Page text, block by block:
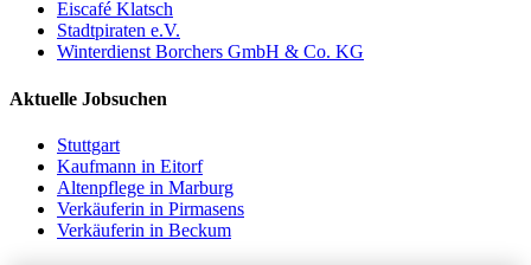
Eiscafé Klatsch
Stadtpiraten e.V.
Winterdienst Borchers GmbH & Co. KG
Aktuelle Jobsuchen
Stuttgart
Kaufmann in Eitorf
Altenpflege in Marburg
Verkäuferin in Pirmasens
Verkäuferin in Beckum